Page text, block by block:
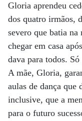
Gloria aprendeu
dos quatro irmãos,
severo que batia na
chegar em casa
dava para todos.
A mãe, Gloria,
aulas de dança que
inclusive, que a
para o futuro